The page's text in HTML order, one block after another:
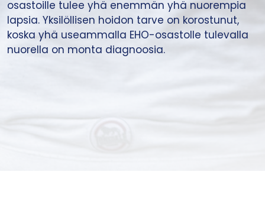
osastoille tulee yhä enemmän yhä nuorempia
lapsia. Yksilöllisen hoidon tarve on korostunut,
koska yhä useammalla EHO-osastolle tulevalla
nuorella on monta diagnoosia.